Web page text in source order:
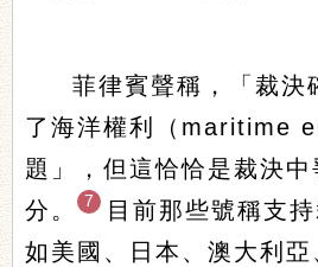
菲律賓聲稱，「裁決
了海洋權利（maritime
題」，但這恰恰是裁決
分。
7
目前那些號稱支
如美國、日本、澳大利